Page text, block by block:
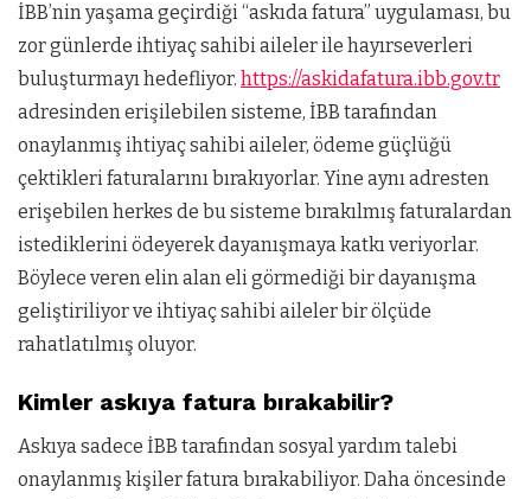
İBB’nin yaşama geçirdiği “askıda fatura” uygulaması, bu
zor günlerde ihtiyaç sahibi aileler ile hayırseverleri
buluşturmayı hedefliyor. https://askidafatura.ibb.gov.tr
adresinden erişilebilen sisteme, İBB tarafından
onaylanmış ihtiyaç sahibi aileler, ödeme güçlüğü
çektikleri faturalarını bırakıyorlar. Yine aynı adresten
erişebilen herkes de bu sisteme bırakılmış faturalardan
istediklerini ödeyerek dayanışmaya katkı veriyorlar.
Böylece veren elin alan eli görmediği bir dayanışma
geliştiriliyor ve ihtiyaç sahibi aileler bir ölçüde
rahatlatılmış oluyor.
Kimler askıya fatura bırakabilir?
Askıya sadece İBB tarafından sosyal yardım talebi
onaylanmış kişiler fatura bırakabiliyor. Daha öncesinde